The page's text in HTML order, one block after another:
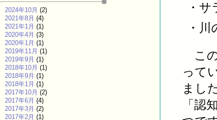
・
・
こ
って
まし
「認
2024年10月 (2)
2021年8月 (4)
2021年1月 (1)
2020年4月 (3)
2020年1月 (1)
2019年11月 (1)
2019年9月 (1)
2018年10月 (1)
2018年9月 (1)
2018年1月 (1)
2017年10月 (2)
2017年6月 (4)
2017年3月 (2)
2017年2月 (1)